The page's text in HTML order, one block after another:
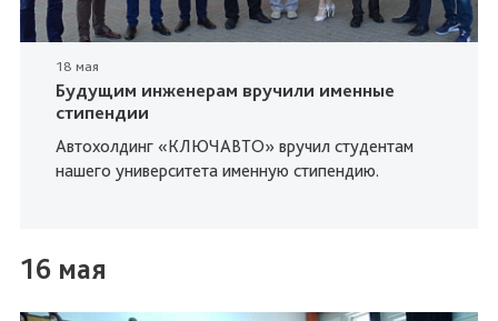
18 мая
Будущим инженерам вручили именные
стипендии
Автохолдинг «КЛЮЧАВТО» вручил студентам
нашего университета именную стипендию.
16 мая